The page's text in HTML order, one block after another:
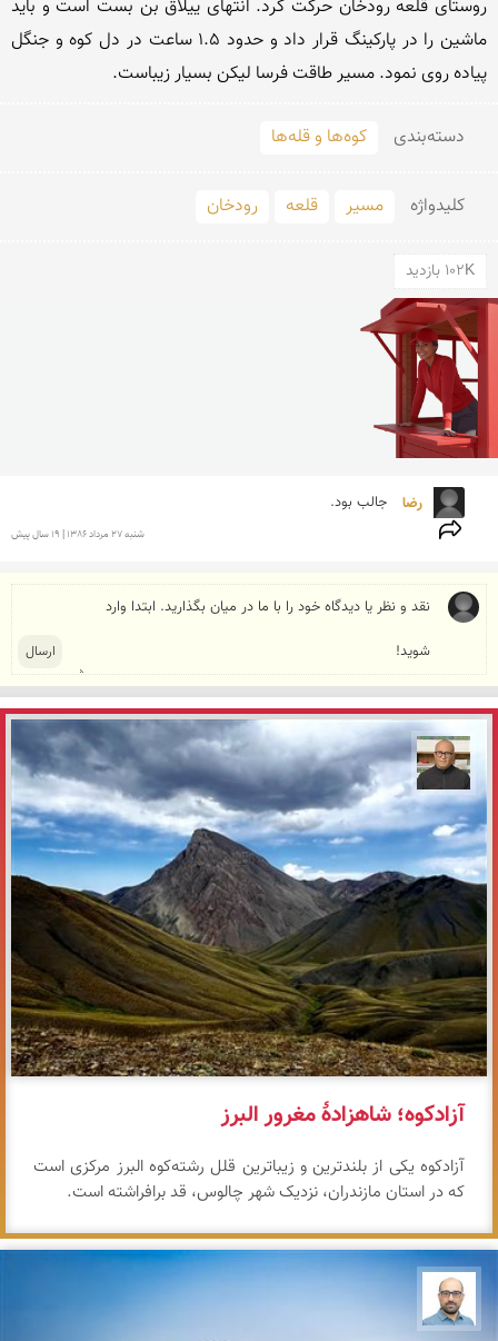
پیاده روی نمود. مسیر طاقت فرسا لیكن بسیار زیباست.
دسته‌بندی کوه‌ها و قله‌ها
کلید‌واژه مسیر قلعه رودخان
102K بازدید
رضا جالب بود.
شنبه 27 مرداد 1386 | 19 سال پیش
مازیار ذاکری
آزادکوه؛ شاهزادهٔ مغرور البرز
آزادکوه یکی از بلندترین و زیباترین قلل رشته‌کوه البرز مرکزی است
که در استان مازندران، نزدیک شهر چالوس، قد برافراشته است.